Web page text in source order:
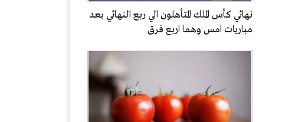
نهائي كأس الملك المتأهلون الي ربع النهائي بعد
مباريات امس وهما اربع فرق